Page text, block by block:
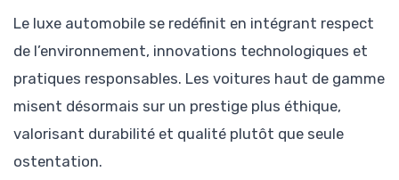
Le luxe automobile se redéfinit en intégrant respect
de l’environnement, innovations technologiques et
pratiques responsables. Les voitures haut de gamme
misent désormais sur un prestige plus éthique,
valorisant durabilité et qualité plutôt que seule
ostentation.